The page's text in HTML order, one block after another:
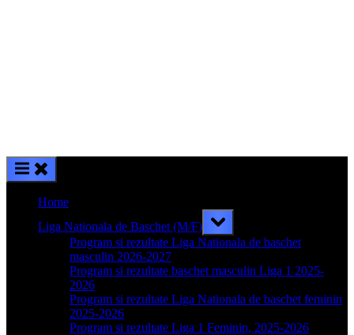
Home
Liga Nationala de Baschet (M/F)
Toggle
sub-
menu
Program si rezultate Liga Nationala de baschet
masculin 2026-2027
Program si rezultate baschet masculin Liga 1 2025-
2026
Program si rezultate Liga Nationala de baschet feminin
2025-2026
Program si rezultate Liga 1 Feminin, 2025-2026